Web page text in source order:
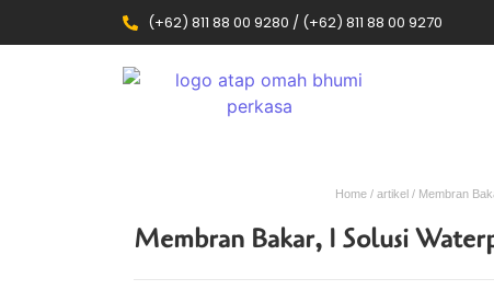
(+62) 811 88 00 9280 / (+62) 811 88 00 9270
Home/ artikel/ Membran
Membran Bakar, 1 Solusi